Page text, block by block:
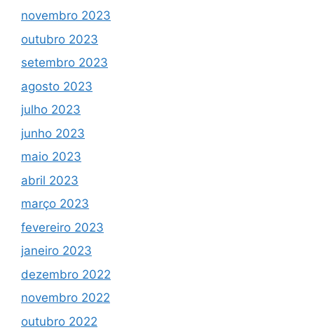
novembro 2023
outubro 2023
setembro 2023
agosto 2023
julho 2023
junho 2023
maio 2023
abril 2023
março 2023
fevereiro 2023
janeiro 2023
dezembro 2022
novembro 2022
outubro 2022